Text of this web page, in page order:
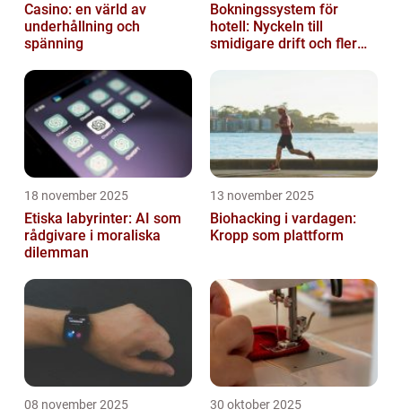
Casino: en värld av
underhållning och
spänning
Bokningssystem för
hotell: Nyckeln till
smidigare drift och fler
18 november 2025
Etiska labyrinter: AI som
rådgivare i moraliska
dilemman
13 november 2025
Biohacking i vardagen:
Kropp som plattform
08 november 2025 30 oktober 2025